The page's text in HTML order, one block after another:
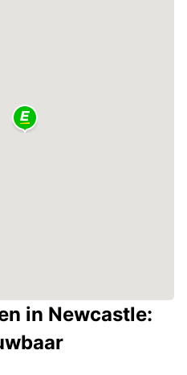
in Newcastle: